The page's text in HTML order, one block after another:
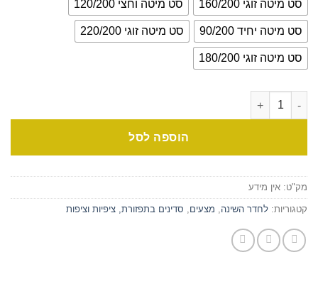
סט מיטה זוגי 160/200 סט מיטה וחצי 120/200
סט מיטה יחיד 90/200 סט מיטה זוגי 220/200
סט מיטה זוגי 180/200
הוספה לסל
מק"ט: אין מידע
קטגוריות: לחדר השינה מצעים סדינים בתפזורת, ציפיות וציפות